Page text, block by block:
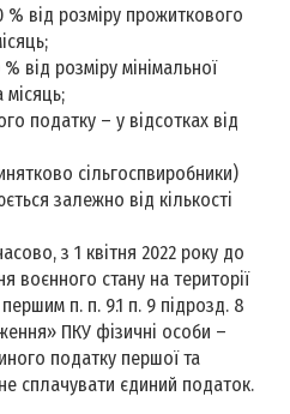
від розміру прожиткового
від розміру мінімальної
місяць;
податку – у відсотках від
сільгоспвиробники)
залежно від кількості
з 1 квітня 2022 року до
воєнного стану на території
п. п. 9.1 п. 9 підрозд. 8
ПКУ фізичні особи –
податку першої та
сплачувати єдиний податок.